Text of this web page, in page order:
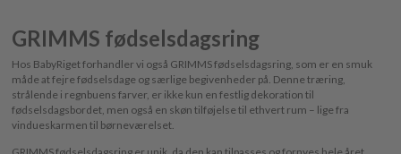
GRIMMS fødselsdagsring
Hos BabyRiget forhandler vi også GRIMMS fødselsdagsring, som er en smuk
måde at fejre fødselsdage og særlige begivenheder på. Denne træring,
strålende i regnbuens farver, er ikke kun en festlig dekoration til
fødselsdagsbordet, men også en skøn tilføjelse til ethvert rum – lige fra
vindueskarmen til børneværelset.